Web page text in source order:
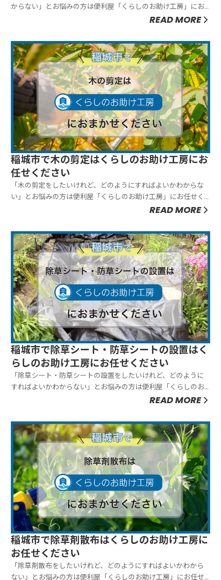
からない」とお悩みの方は便利屋「くらしのお助け工房」にお
任せください。弊社は木の伐採・伐根を全て行ないますので、
機応変に対応できることが弊社の強みです。ぜひお気軽にご相
談ください。木１本あ...
READ MORE
稲城市で木の剪定はくらしのお助け工房にお
任せください
「木の剪定をしたいけれど、どのようにすればよいかわからな
い」とお悩みの方は便利屋「くらしのお助け工房」にお任せく
ださい。弊社は木の剪定をワンストップで行ないますので、お
応変に対応できることが弊社の強みです。ぜひお気軽にご相談
ください。木の剪定は...
READ MORE
稲城市で除草シート・防草シートの設置はく
らしのお助け工房にお任せください
「除草シート・防草シートの設置をしたいけれど、どのように
すればよいかわからない」とお悩みの方は便利屋「くらしのお
助け工房」にお任せください。弊社は除草シート・防草シート
けしません。お客様のご要望にあわせて臨機応変に対応できる
ことが弊社の強みです...
READ MORE
稲城市で除草剤散布はくらしのお助け工房に
お任せください
「除草剤散布をしたいけれど、どのようにすればよいかわから
ない」とお悩みの方は便利屋「くらしのお助け工房」にお任せ